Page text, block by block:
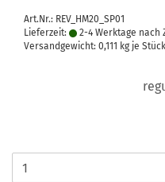
Art.Nr.: REV_HM20_SP01
Lieferzeit:
2-4 Werktage nach
Versandgewicht: 0,111 kg je Stück